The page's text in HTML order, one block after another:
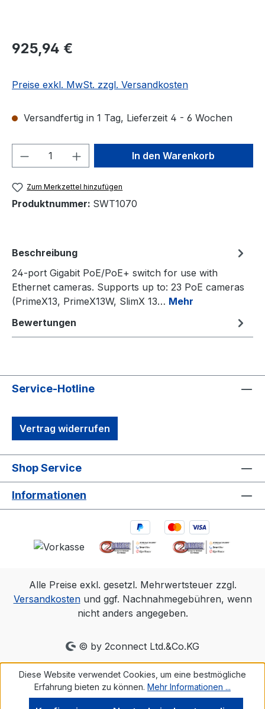
Regulärer Preis:
925,94 €
Preise exkl. MwSt. zzgl. Versandkosten
Versandfertig in 1 Tag, Lieferzeit 4 - 6 Wochen
Produkt Anzahl: Gib denIn den Warenkorb
Zum Merkzettel hinzufügen
Produktnummer: SWT1070
Beschreibung
24-port Gigabit PoE/PoE+ switch for use with
Ethernet cameras. Supports up to: 23 PoE cameras
(PrimeX13, PrimeX13W, SlimX 13… Mehr
Bewertungen
Service-Hotline
Vertrag widerrufen
Shop Service
Informationen
Alle Preise exkl. gesetzl. Mehrwertsteuer zzgl.
Versandkostenund ggf. Nachnahmegebühren, wenn
nicht anders angegeben.
© by 2connect Ltd.&Co.KG
Diese Website verwendet Cookies, um eine bestmögliche
Erfahrung bieten zu können. Mehr Informationen ...